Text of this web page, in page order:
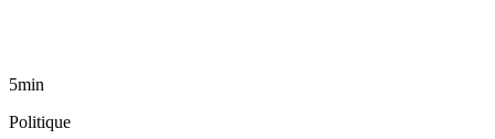
5min
Politique